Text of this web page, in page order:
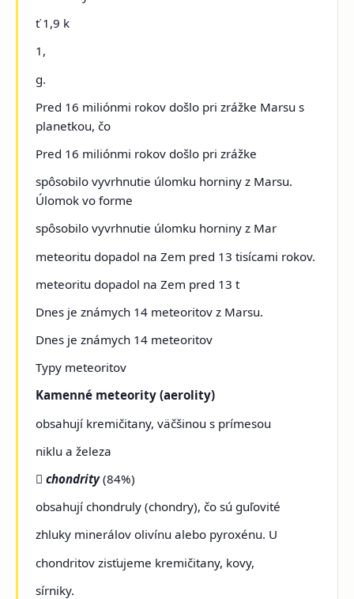
ť 1,9 k
1,
g.
Pred 16 miliónmi rokov došlo pri zrážke Marsu s
planetkou, čo
Pred 16 miliónmi rokov došlo pri zrážke
spôsobilo vyvrhnutie úlomku horniny z Marsu.
Úlomok vo forme
spôsobilo vyvrhnutie úlomku horniny z Mar
meteoritu dopadol na Zem pred 13 tisícami rokov.
meteoritu dopadol na Zem pred 13 t
Dnes je známych 14 meteoritov z Marsu.
Dnes je známych 14 meteoritov
Typy meteoritov
Kamenné meteority (aerolity)
obsahují kremičitany, väčšinou s prímesou
niklu a železa
chondrity (84%)
obsahují chondruly (chondry), čo sú guľovité
zhluky minerálov olivínu alebo pyroxénu. U
chondritov zisťujeme kremičitany, kovy,
sírniky.